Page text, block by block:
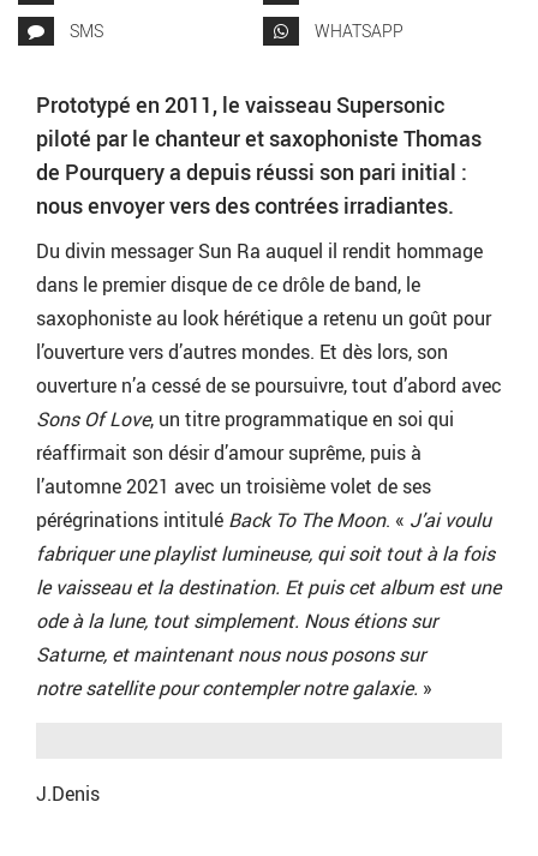
SMS
WHATSAPP
Prototypé en 2011, le vaisseau Supersonic
piloté par le chanteur et saxophoniste Thomas
de Pourquery a depuis réussi son pari initial :
nous envoyer vers des contrées irradiantes.
Du divin messager Sun Ra auquel il rendit hommage
dans le premier disque de ce drôle de band, le
saxophoniste au look hérétique a retenu un goût pour
l’ouverture vers d’autres mondes. Et dès lors, son
ouverture n’a cessé de se poursuivre, tout d’abord avec
Sons Of Love, un titre programmatique en soi qui
réaffirmait son désir d’amour suprême, puis à
l’automne 2021 avec un troisième volet de ses
pérégrinations intitulé Back To The Moon. « J’ai voulu
fabriquer une playlist lumineuse, qui soit tout à la fois
le vaisseau et la destination. Et puis cet album est une
ode à la lune, tout simplement. Nous étions sur
Saturne, et maintenant nous nous posons sur
notre satellite pour contempler notre galaxie. »
J.Denis